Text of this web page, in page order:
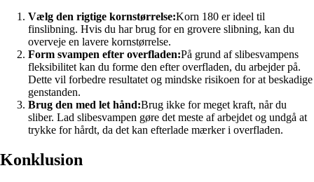
Vælg den rigtige kornstørrelse:Korn 180 er ideel til
finslibning. Hvis du har brug for en grovere slibning, kan du
overveje en lavere kornstørrelse.
Form svampen efter overfladen:På grund af slibesvampens
fleksibilitet kan du forme den efter overfladen, du arbejder på.
Dette vil forbedre resultatet og mindske risikoen for at beskadige
genstanden.
Brug den med let hånd:Brug ikke for meget kraft, når du
sliber. Lad slibesvampen gøre det meste af arbejdet og undgå at
trykke for hårdt, da det kan efterlade mærker i overfladen.
Konklusion